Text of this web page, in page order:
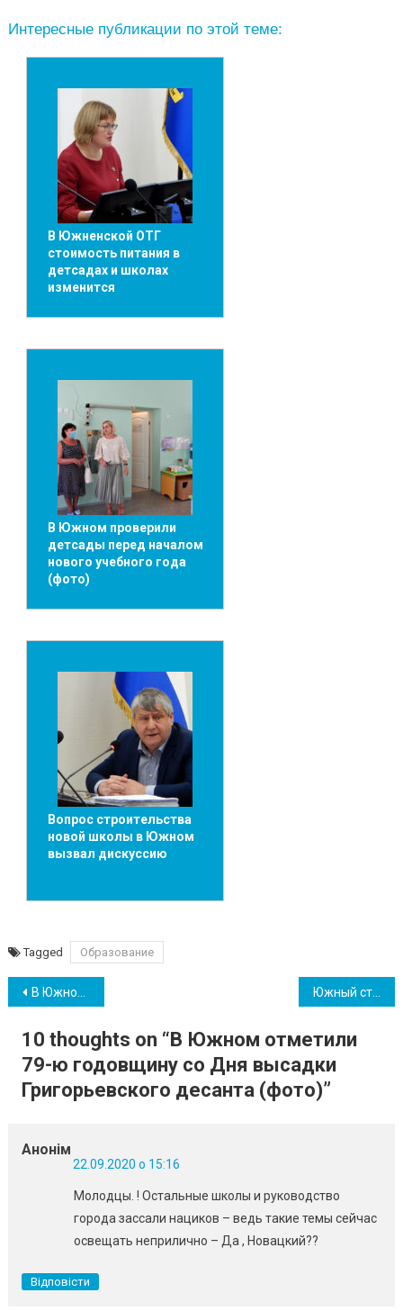
Интересные публикации по этой теме:
В Южненской ОТГ
стоимость питания в
детсадах и школах
изменится
В Южном проверили
детсады перед началом
нового учебного года
(фото)
Вопрос строительства
новой школы в Южном
вызвал дискуссию
Tagged Образование
Навігація
записів
В Южном высаживают хризантемы ко Дню города, но опасаются новых краж (фото) Южный стал базой для подготовки сборной к чемпионату мира по вольной борьбе
10 thoughts on “ В Южном отметили
79-ю годовщину со Дня высадки
Григорьевского десанта (фото)”
Анонім
22.09.2020 о 15:16
Молодцы. ! Остальные школы и руководство
города зассали нациков – ведь такие темы сейчас
освещать неприлично – Да , Новацкий??
Відповісти